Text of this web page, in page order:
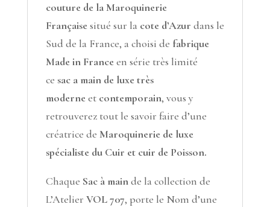
couture de la Maroquinerie
Française situé sur lacote d’Azur dans le
Sud de la France, a choisi de fabrique
Made in France en série très limité
ce sac a main de luxe très
moderne etcontemporain, vous y
retrouverez tout le savoir faire d’une
créatrice de Maroquinerie de luxe
spécialiste du Cuir et cuir de Poisson.
Chaque Sac à mainde la collection de
L’Atelier VOL 707, porte le Nom d’une